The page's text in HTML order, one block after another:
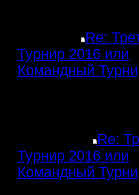
Re:
Турнир 2016 или
Командный
Re:
Турнир 2016 или
Командный